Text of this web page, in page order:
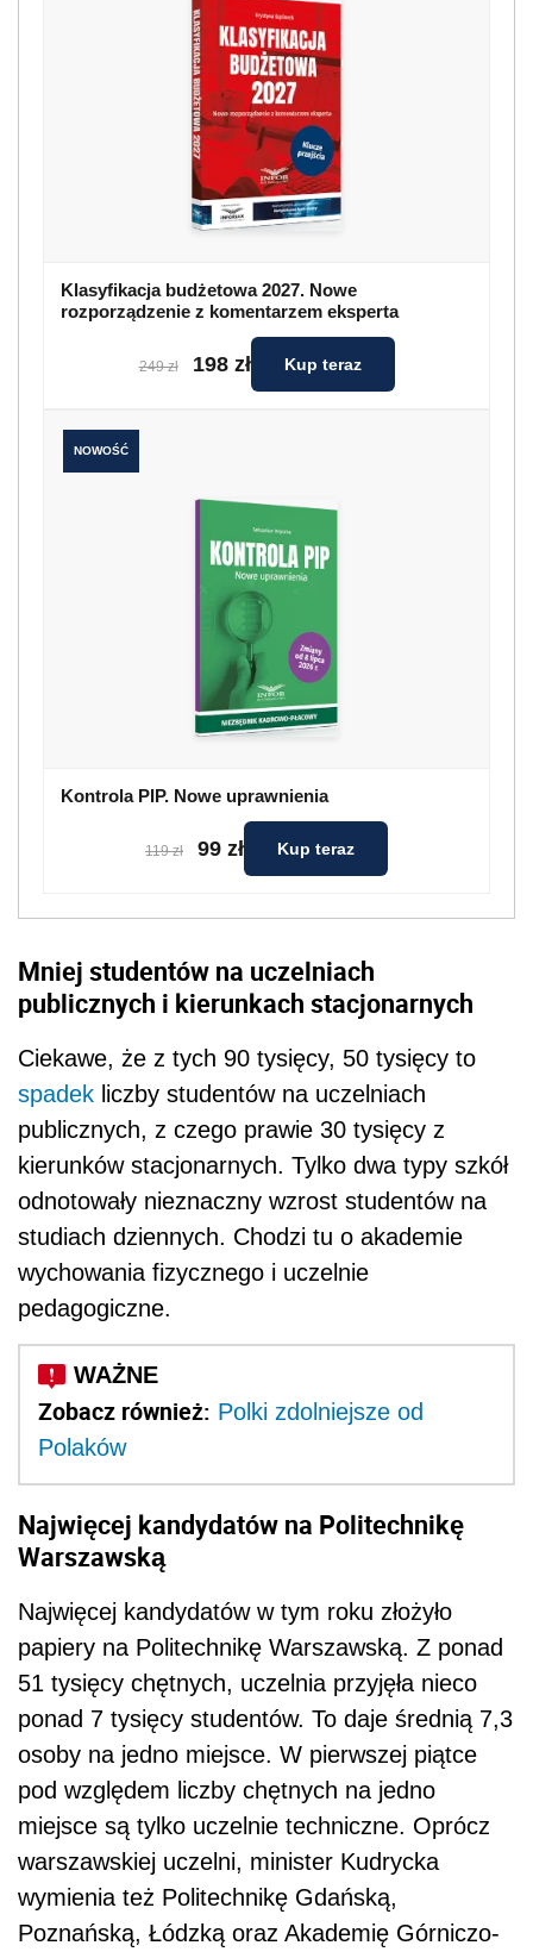
Klasyfikacja budżetowa 2027. Nowe
rozporządzenie z komentarzem eksperta
249 zł 198 zł Kup teraz
NOWOŚĆ
Kontrola PIP. Nowe uprawnienia
119 zł 99 zł Kup teraz
Mniej studentów na uczelniach
publicznych i kierunkach stacjonarnych
Ciekawe, że z tych 90 tysięcy, 50 tysięcy to
spadek liczby studentów na uczelniach
publicznych, z czego prawie 30 tysięcy z
kierunków stacjonarnych. Tylko dwa typy szkół
odnotowały nieznaczny wzrost studentów na
studiach dziennych. Chodzi tu o akademie
wychowania fizycznego i uczelnie
pedagogiczne.
Zobacz również: Polki zdolniejsze od
Polaków
Najwięcej kandydatów na Politechnikę
Warszawską
Najwięcej kandydatów w tym roku złożyło
papiery na Politechnikę Warszawską. Z ponad
51 tysięcy chętnych, uczelnia przyjęła nieco
ponad 7 tysięcy studentów. To daje średnią 7,3
osoby na jedno miejsce. W pierwszej piątce
pod względem liczby chętnych na jedno
miejsce są tylko uczelnie techniczne. Oprócz
warszawskiej uczelni, minister Kudrycka
wymienia też Politechnikę Gdańską,
Poznańską, Łódzką oraz Akademię Górniczo-